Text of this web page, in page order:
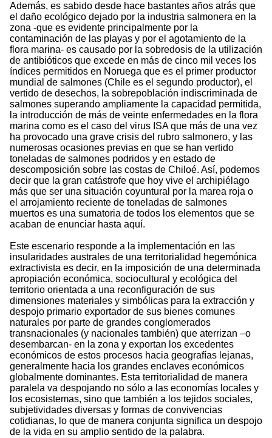
Además, es sabido desde hace bastantes años atrás que
el daño ecológico dejado por la industria salmonera en la
zona -que es evidente principalmente por la
contaminación de las playas y por el agotamiento de la
flora marina- es causado por la sobredosis de la utilización
de antibióticos que excede en más de cinco mil veces los
índices permitidos en Noruega que es el primer productor
mundial de salmones (Chile es el segundo productor), el
vertido de desechos, la sobrepoblación indiscriminada de
salmones superando ampliamente la capacidad permitida,
la introducción de más de veinte enfermedades en la flora
marina como es el caso del virus ISA que más de una vez
ha provocado una grave crisis del rubro salmonero, y las
numerosas ocasiones previas en que se han vertido
toneladas de salmones podridos y en estado de
descomposición sobre las costas de Chiloé. Así, podemos
decir que la gran catástrofe que hoy vive el archipiélago
más que ser una situación coyuntural por la marea roja o
el arrojamiento reciente de toneladas de salmones
muertos es una sumatoria de todos los elementos que se
acaban de enunciar hasta aquí.
Este escenario responde a la implementación en las
insularidades australes de una territorialidad hegemónica
extractivista es decir, en la imposición de una determinada
apropiación económica, sociocultural y ecológica del
territorio orientada a una reconfiguración de sus
dimensiones materiales y simbólicas para la extracción y
despojo primario exportador de sus bienes comunes
naturales por parte de grandes conglomerados
transnacionales (y nacionales también) que aterrizan –o
desembarcan- en la zona y exportan los excedentes
económicos de estos procesos hacia geografías lejanas,
generalmente hacia los grandes enclaves económicos
globalmente dominantes. Esta territorialidad de manera
paralela va despojando no sólo a las economías locales y
los ecosistemas, sino que también a los tejidos sociales,
subjetividades diversas y formas de convivencias
cotidianas, lo que de manera conjunta significa un despojo
de la vida en su amplio sentido de la palabra.